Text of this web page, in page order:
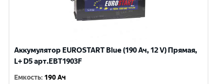
Аккумулятор EUROSTART Blue (190 Ач, 12 V) Прямая,
L+ D5 арт.EBT1903F
Емкость: 190 Ач